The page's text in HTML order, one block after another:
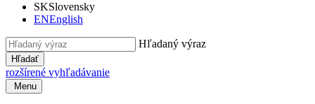
SKSlovensky
ENEnglish
Hľadaný výraz
Hľadať
rozšírené vyhľadávanie
Menu